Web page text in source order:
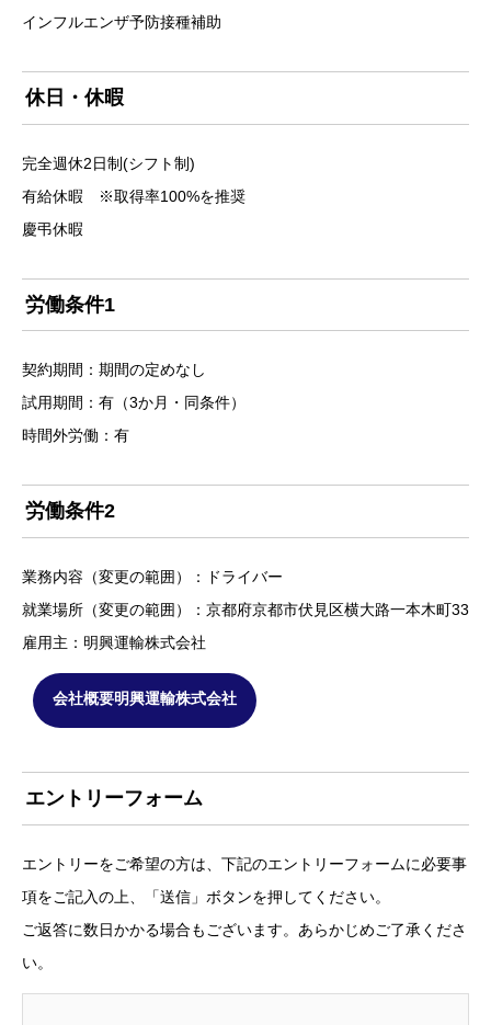
インフルエンザ予防接種補助
休日・休暇
完全週休2日制(シフト制)
有給休暇 ※取得率100%を推奨
慶弔休暇
労働条件1
契約期間：期間の定めなし
試用期間：有（3か月・同条件）
時間外労働：有
労働条件2
業務内容（変更の範囲）：ドライバー
就業場所（変更の範囲）：京都府京都市伏見区横大路一本木町33
雇用主：明興運輸株式会社
会社概要明興運輸株式会社
エントリーフォーム
エントリーをご希望の方は、下記のエントリーフォームに必要事
項をご記入の上、「送信」ボタンを押してください。
ご返答に数日かかる場合もございます。あらかじめご了承くださ
い。